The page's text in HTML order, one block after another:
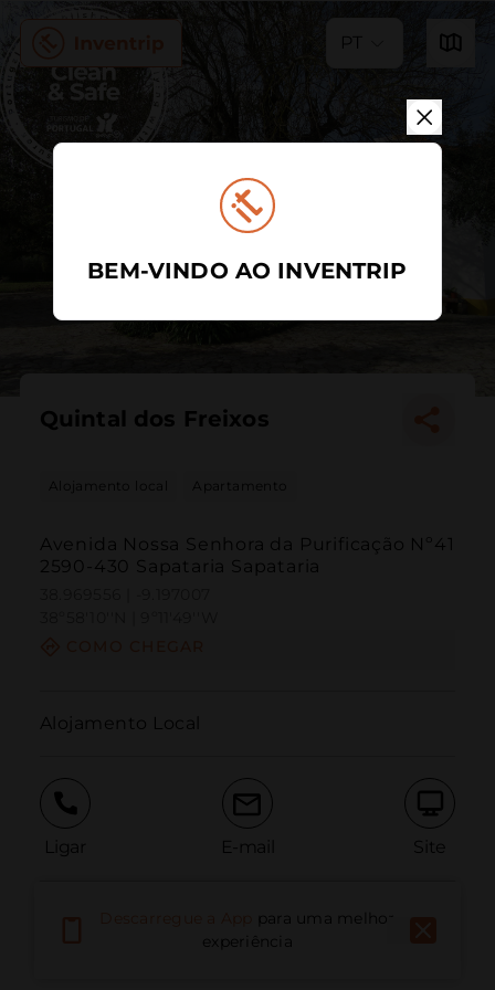
PT
Quintal dos Freixos
Alojamento local Apartamento
Avenida Nossa Senhora da Purificação Nº41
2590-430 Sapataria Sapataria
Alojamento Local
Ligar E-mail Site
Relatar problemapara uma melhor
experiência
BEM-VINDO AO INVENTRIP